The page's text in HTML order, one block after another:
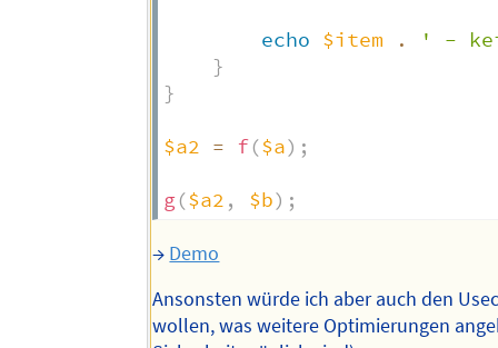
echo $item .
' -
}
}
$a2 = f($a) ;
g($a2 , $b) ;
→ Demo
Ansonsten würde ich aber auch den
wollen, was weitere Optimierungen